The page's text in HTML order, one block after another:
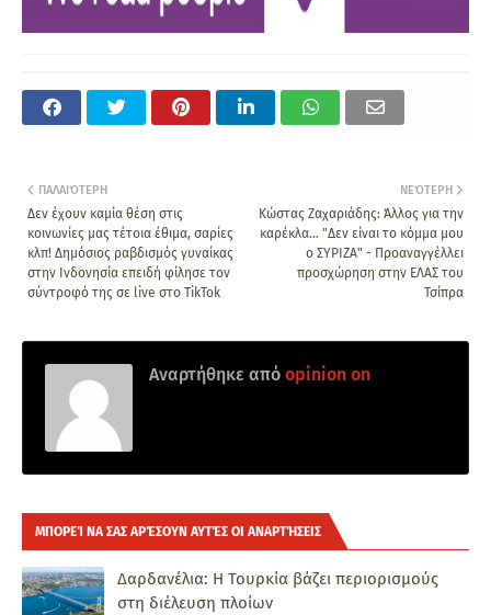
ΝΕΌΤΕΡΗ
Κώστας Ζαχαριάδης: Άλλος για την
καρέκλα... "Δεν είναι το κόμμα μου
ο ΣΥΡΙΖΑ" - Προαναγγέλλει
προσχώρηση στην ΕΛΑΣ του
Τσίπρα
ΠΑΛΑΙΌΤΕΡΗ
Δεν έχουν καμία θέση στις
κοινωνίες μας τέτοια έθιμα, σαρίες
κλπ! Δημόσιος ραβδισμός γυναίκας
στην Ινδονησία επειδή φίλησε τον
σύντροφό της σε live στο TikTok
Αναρτήθηκε από opinion on
ΜΠΟΡΕΊ ΝΑ ΣΑΣ ΑΡΈΣΟΥΝ ΑΥΤΈΣ ΟΙ ΑΝΑΡΤΉΣΕΙΣ
Δαρδανέλια: Η Τουρκία βάζει περιορισμούς
στη διέλευση πλοίων